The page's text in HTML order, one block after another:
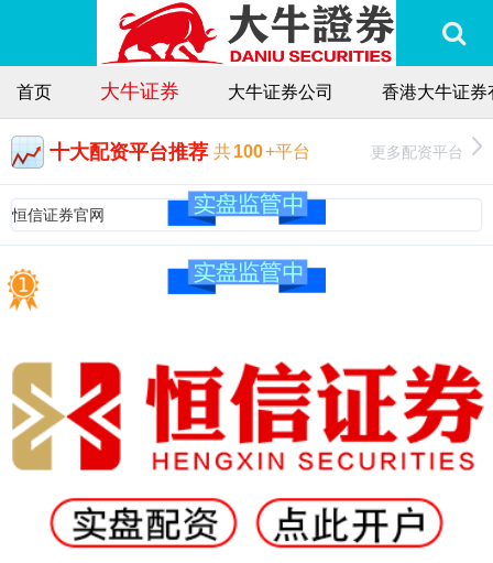
首页 大牛证券 大牛证券公司 香港大牛证券
十大配资平台推荐 共100+平台 更多配资平台
恒信证券官网